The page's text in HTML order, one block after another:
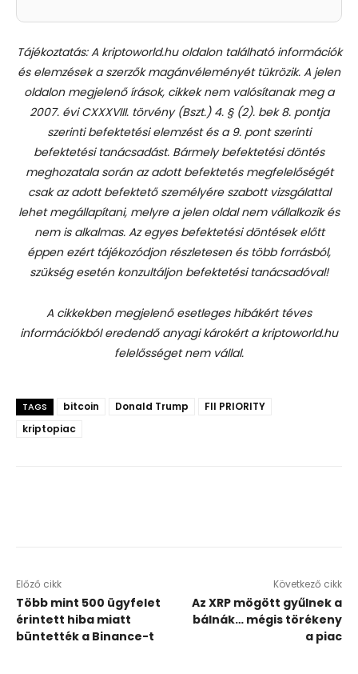
Tájékoztatás: A kriptoworld.hu oldalon található információk
és elemzések a szerzők magánvéleményét tükrözik. A jelen
oldalon megjelenő írások, cikkek nem valósítanak meg a
2007. évi CXXXVIII. törvény (Bszt.) 4. § (2). bek 8. pontja
szerinti befektetési elemzést és a 9. pont szerinti
befektetési tanácsadást. Bármely befektetési döntés
meghozatala során az adott befektetés megfelelőségét
csak az adott befektető személyére szabott vizsgálattal
lehet megállapítani, melyre a jelen oldal nem vállalkozik és
nem is alkalmas. Az egyes befektetési döntések előtt
éppen ezért tájékozódjon részletesen és több forrásból,
szükség esetén konzultáljon befektetési tanácsadóval!
A cikkekben megjelenő esetleges hibákért téves
információkból eredendő anyagi károkért a kriptoworld.hu
felelősséget nem vállal.
TAGS bitcoin Donald Trump
FII PRIORITY
kriptopiac
Előző cikk
Több mint 500 ügyfelet
érintett hiba miatt
büntették a Binance-t
Következő cikk
Az XRP mögött gyűlnek a
bálnák… mégis törékeny
a piac